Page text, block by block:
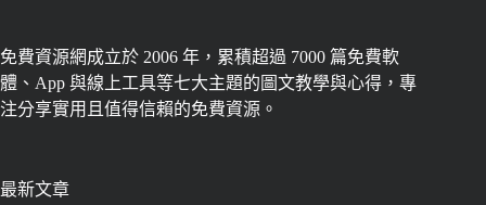
免費資源網成立於 2006 年，累積超過 7000 篇免費軟
體、App 與線上工具等七大主題的圖文教學與心得，專
注分享實用且值得信賴的免費資源。
最新文章